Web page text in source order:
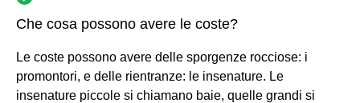
Che cosa possono avere le coste?
Le coste possono avere delle sporgenze rocciose: i
promontori, e delle rientranze: le insenature. Le
insenature piccole si chiamano baie, quelle grandi si